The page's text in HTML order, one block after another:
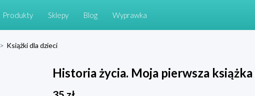
Produkty Sklepy Blog Wyprawka
> Książki dla dzieci
Historia życia. Moja pierwsza